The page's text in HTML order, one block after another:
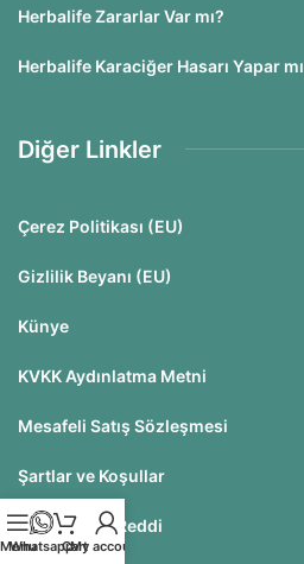
Herbalife Zararlar Var mı?
Herbalife Karaciğer Hasarı Yapar mı
Diğer Linkler
Çerez Politikası (EU)
Gizlilik Beyanı (EU)
Künye
KVKK Aydınlatma Metni
Mesafeli Satış Sözleşmesi
Şartlar ve Koşullar
Sorumluluk Reddi
Menu
WhatsappCart
My account